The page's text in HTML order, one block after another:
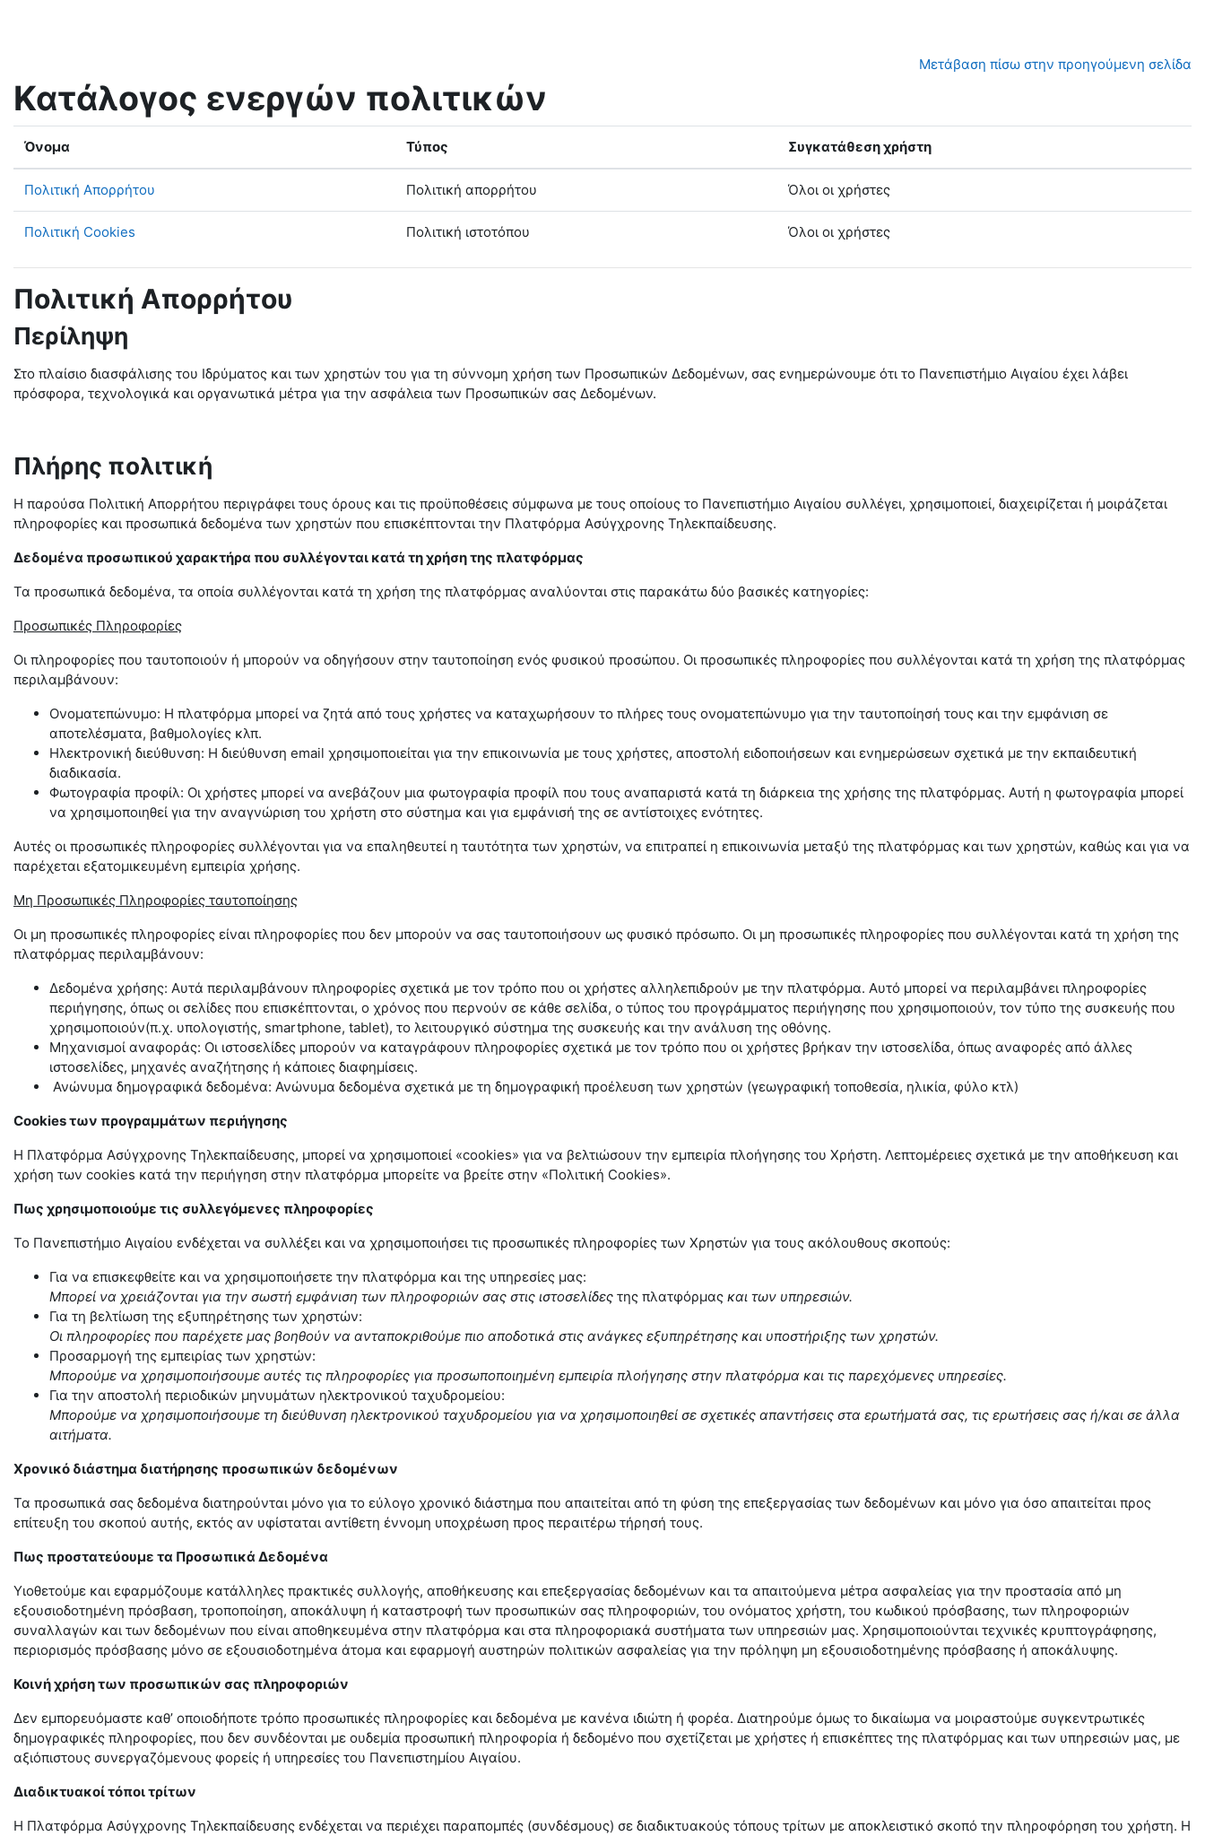
Μετάβαση πίσω στην προηγούμενη σελίδα
Κατάλογος ενεργών πολιτικών
Όνομα Τύπος Συγκατάθεση χρήστη
Πολιτική Απορρήτου Πολιτική απορρήτου Όλοι οι χρήστες
Πολιτική Cookies Πολιτική ιστοτόπου Όλοι οι χρήστες
Πολιτική Απορρήτου
Περίληψη
Στο πλαίσιο διασφάλισης του Ιδρύματος και των χρηστών του για τη σύννομη χρήση των Προσωπικών Δεδομένων, σας ενημερώνουμε ότι το Πανεπιστήμιο Αιγαίου έχει λάβει
πρόσφορα, τεχνολογικά και οργανωτικά μέτρα για την ασφάλεια των Προσωπικών σας Δεδομένων.
Πλήρης πολιτική
Η παρούσα Πολιτική Απορρήτου περιγράφει τους όρους και τις προϋποθέσεις σύμφωνα με τους οποίους το Πανεπιστήμιο Αιγαίου συλλέγει, χρησιμοποιεί, διαχειρίζεται ή μοιράζεται
πληροφορίες και προσωπικά δεδομένα των χρηστών που επισκέπτονται την Πλατφόρμα Ασύγχρονης Τηλεκπαίδευσης.
Δεδομένα προσωπικού χαρακτήρα που συλλέγονται κατά τη χρήση της πλατφόρμας
Τα προσωπικά δεδομένα, τα οποία συλλέγονται κατά τη χρήση της πλατφόρμας αναλύονται στις παρακάτω δύο βασικές κατηγορίες:
Προσωπικές Πληροφορίες
Οι πληροφορίες που ταυτοποιούν ή μπορούν να οδηγήσουν στην ταυτοποίηση ενός φυσικού προσώπου. Οι προσωπικές πληροφορίες που συλλέγονται κατά τη χρήση της πλατφόρμας
περιλαμβάνουν:
Ονοματεπώνυμο: Η πλατφόρμα μπορεί να ζητά από τους χρήστες να καταχωρήσουν το πλήρες τους ονοματεπώνυμο για την ταυτοποίησή τους και την εμφάνιση σε
αποτελέσματα, βαθμολογίες κλπ.
Ηλεκτρονική διεύθυνση: Η διεύθυνση email χρησιμοποιείται για την επικοινωνία με τους χρήστες, αποστολή ειδοποιήσεων και ενημερώσεων σχετικά με την εκπαιδευτική
διαδικασία.
Φωτογραφία προφίλ: Οι χρήστες μπορεί να ανεβάζουν μια φωτογραφία προφίλ που τους αναπαριστά κατά τη διάρκεια της χρήσης της πλατφόρμας. Αυτή η φωτογραφία μπορεί
να χρησιμοποιηθεί για την αναγνώριση του χρήστη στο σύστημα και για εμφάνισή της σε αντίστοιχες ενότητες.
Αυτές οι προσωπικές πληροφορίες συλλέγονται για να επαληθευτεί η ταυτότητα των χρηστών, να επιτραπεί η επικοινωνία μεταξύ της πλατφόρμας και των χρηστών, καθώς και για να
παρέχεται εξατομικευμένη εμπειρία χρήσης.
Μη Προσωπικές Πληροφορίες ταυτοποίησης
Οι μη προσωπικές πληροφορίες είναι πληροφορίες που δεν μπορούν να σας ταυτοποιήσουν ως φυσικό πρόσωπο. Οι μη προσωπικές πληροφορίες που συλλέγονται κατά τη χρήση της
πλατφόρμας περιλαμβάνουν:
Δεδομένα χρήσης: Αυτά περιλαμβάνουν πληροφορίες σχετικά με τον τρόπο που οι χρήστες αλληλεπιδρούν με την πλατφόρμα. Αυτό μπορεί να περιλαμβάνει πληροφορίες
περιήγησης, όπως οι σελίδες που επισκέπτονται, ο χρόνος που περνούν σε κάθε σελίδα, ο τύπος του προγράμματος περιήγησης που χρησιμοποιούν, τον τύπο της συσκευής που
χρησιμοποιούν(π.χ. υπολογιστής, smartphone, tablet), το λειτουργικό σύστημα της συσκευής και την ανάλυση της οθόνης.
Μηχανισμοί αναφοράς: Οι ιστοσελίδες μπορούν να καταγράφουν πληροφορίες σχετικά με τον τρόπο που οι χρήστες βρήκαν την ιστοσελίδα, όπως αναφορές από άλλες
ιστοσελίδες, μηχανές αναζήτησης ή κάποιες διαφημίσεις.
Ανώνυμα δημογραφικά δεδομένα: Ανώνυμα δεδομένα σχετικά με τη δημογραφική προέλευση των χρηστών (γεωγραφική τοποθεσία, ηλικία, φύλο κτλ)
Cookies των προγραμμάτων περιήγησης
Η Πλατφόρμα Ασύγχρονης Τηλεκπαίδευσης, μπορεί να χρησιμοποιεί «cookies» για να βελτιώσουν την εμπειρία πλοήγησης του Χρήστη. Λεπτομέρειες σχετικά με την αποθήκευση και
χρήση των cookies κατά την περιήγηση στην πλατφόρμα μπορείτε να βρείτε στην «Πολιτική Cookies».
Πως χρησιμοποιούμε τις συλλεγόμενες πληροφορίες
Το Πανεπιστήμιο Αιγαίου ενδέχεται να συλλέξει και να χρησιμοποιήσει τις προσωπικές πληροφορίες των Χρηστών για τους ακόλουθους σκοπούς:
Για να επισκεφθείτε και να χρησιμοποιήσετε την πλατφόρμα και της υπηρεσίες μας:
Μπορεί να χρειάζονται για την σωστή εμφάνιση των πληροφοριών σας στις ιστοσελίδες της πλατφόρμας και των υπηρεσιών.
Για τη βελτίωση της εξυπηρέτησης των χρηστών:
Οι πληροφορίες που παρέχετε μας βοηθούν να ανταποκριθούμε πιο αποδοτικά στις ανάγκες εξυπηρέτησης και υποστήριξης των χρηστών.
Προσαρμογή της εμπειρίας των χρηστών:
Μπορούμε να χρησιμοποιήσουμε αυτές τις πληροφορίες για προσωποποιημένη εμπειρία πλοήγησης στην πλατφόρμα και τις παρεχόμενες υπηρεσίες.
Για την αποστολή περιοδικών μηνυμάτων ηλεκτρονικού ταχυδρομείου:
Μπορούμε να χρησιμοποιήσουμε τη διεύθυνση ηλεκτρονικού ταχυδρομείου για να χρησιμοποιηθεί σε σχετικές απαντήσεις στα ερωτήματά σας, τις ερωτήσεις σας ή/και σε άλλα
αιτήματα.
Χρονικό διάστημα διατήρησης προσωπικών δεδομένων
Τα προσωπικά σας δεδομένα διατηρούνται μόνο για το εύλογο χρονικό διάστημα που απαιτείται από τη φύση της επεξεργασίας των δεδομένων και μόνο για όσο απαιτείται προς
επίτευξη του σκοπού αυτής, εκτός αν υφίσταται αντίθετη έννομη υποχρέωση προς περαιτέρω τήρησή τους.
Πως προστατεύουμε τα Προσωπικά Δεδομένα
Υιοθετούμε και εφαρμόζουμε κατάλληλες πρακτικές συλλογής, αποθήκευσης και επεξεργασίας δεδομένων και τα απαιτούμενα μέτρα ασφαλείας για την προστασία από μη
εξουσιοδοτημένη πρόσβαση, τροποποίηση, αποκάλυψη ή καταστροφή των προσωπικών σας πληροφοριών, του ονόματος χρήστη, του κωδικού πρόσβασης, των πληροφοριών
συναλλαγών και των δεδομένων που είναι αποθηκευμένα στην πλατφόρμα και στα πληροφοριακά συστήματα των υπηρεσιών μας. Χρησιμοποιούνται τεχνικές κρυπτογράφησης,
περιορισμός πρόσβασης μόνο σε εξουσιοδοτημένα άτομα και εφαρμογή αυστηρών πολιτικών ασφαλείας για την πρόληψη μη εξουσιοδοτημένης πρόσβασης ή αποκάλυψης.
Κοινή χρήση των προσωπικών σας πληροφοριών
Δεν εμπορευόμαστε καθ’ οποιοδήποτε τρόπο προσωπικές πληροφορίες και δεδομένα με κανένα ιδιώτη ή φορέα. Διατηρούμε όμως το δικαίωμα να μοιραστούμε συγκεντρωτικές
δημογραφικές πληροφορίες, που δεν συνδέονται με ουδεμία προσωπική πληροφορία ή δεδομένο που σχετίζεται με χρήστες ή επισκέπτες της πλατφόρμας και των υπηρεσιών μας, με
αξιόπιστους συνεργαζόμενους φορείς ή υπηρεσίες του Πανεπιστημίου Αιγαίου.
Διαδικτυακοί τόποι τρίτων
H Πλατφόρμα Ασύγχρονης Τηλεκπαίδευσης ενδέχεται να περιέχει παραπομπές (συνδέσμους) σε διαδικτυακούς τόπους τρίτων με αποκλειστικό σκοπό την πληροφόρηση του χρήστη. Η